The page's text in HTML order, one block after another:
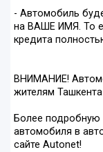
- Автомобиль
на ВАШЕ ИМЯ. То
кредита
ВНИМАНИЕ!
жителям
Более
автомобиля в
сайте Autonet!